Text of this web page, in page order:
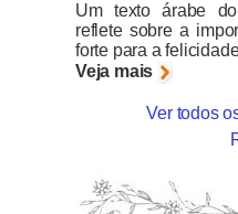
Um texto árabe
reflete sobre a
forte para a
Veja mais
Ver todos